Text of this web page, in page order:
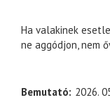
Ha valakinek
ne aggódjon, nem
Bemutató 2026.